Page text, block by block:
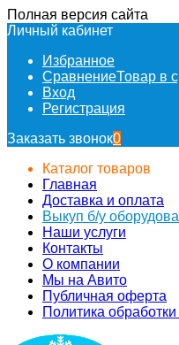
Полная версия сайта
Личный кабинет
Избранное
СравнениеТовар в
Вход
Регистрация
Заказать звонок0
Каталог товаров
Главная
Доставка и оплата
Выкуп б/у
Наши услуги
Контакты
О компании
Мы на Авито
Публичная оферта
Политика